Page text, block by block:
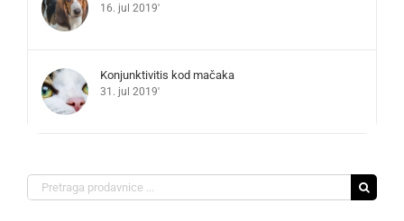
16. jul 2019'
Konjunktivitis kod mačaka
31. jul 2019'
Search
for: